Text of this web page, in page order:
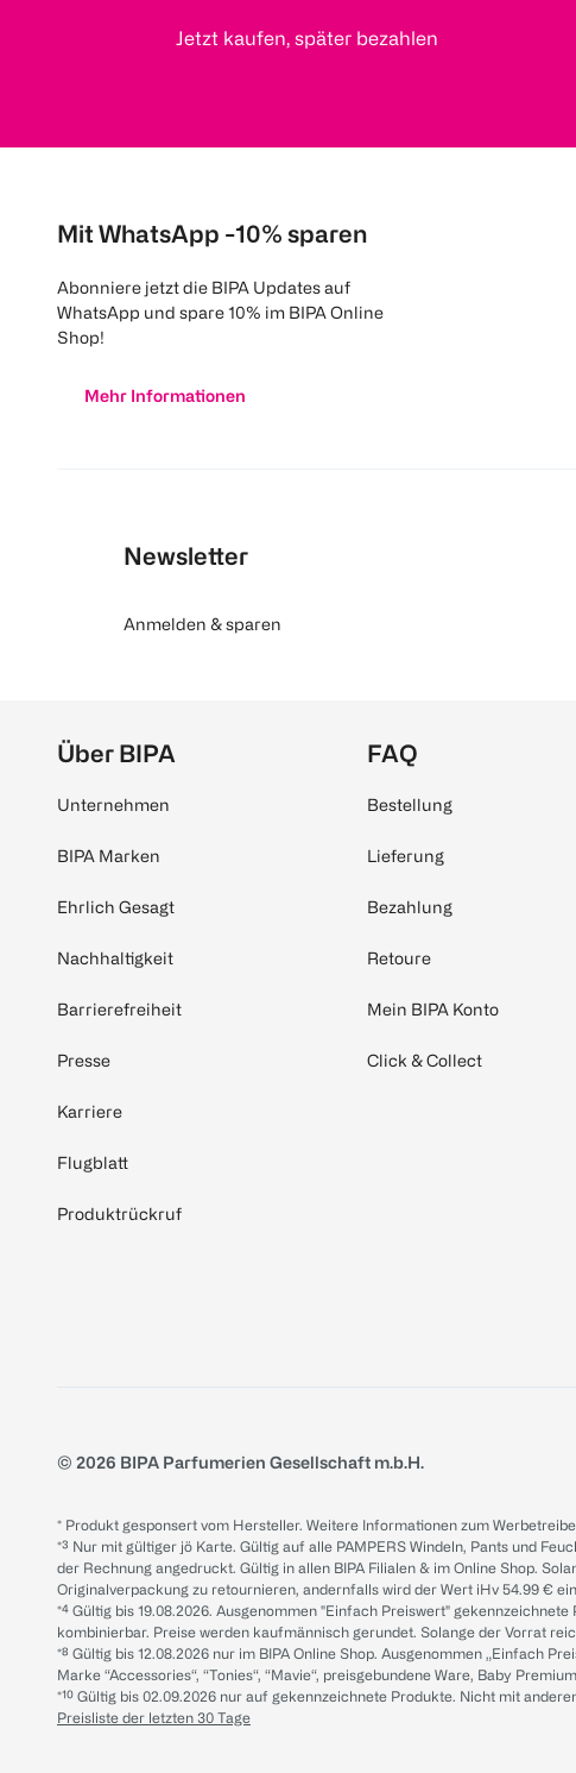
Jetzt kaufen, später bezahlen
Mit WhatsApp -10% sparen
Abonniere jetzt die BIPA Updates auf
WhatsApp und spare 10% im BIPA Online
Shop!
Mehr Informationen
Newsletter
Anmelden & sparen
Über BIPA
Unternehmen
BIPA Marken
Ehrlich Gesagt
Nachhaltigkeit
Barrierefreiheit
Presse
Karriere
Flugblatt
Produktrückruf
FAQ
Bestellung
Lieferung
Bezahlung
Retoure
Mein BIPA Konto
Click & Collect
© 2026 BIPA Parfumerien Gesellschaft m.b.H.
* Produkt gesponsert vom Hersteller. Weitere Informationen zum
*³ Nur mit gültiger jö Karte. Gültig auf alle PAMPERS Windeln, Pants und
der Rechnung angedruckt. Gültig in allen BIPA Filialen & im Online Shop.
Originalverpackung zu retournieren, andernfalls wird der Wert iHv 54.99 €
*⁴ Gültig bis 19.08.2026. Ausgenommen "Einfach Preiswert"
kombinierbar. Preise werden kaufmännisch gerundet. Solange der Vorrat
*⁸ Gültig bis 12.08.2026 nur im BIPA Online Shop. Ausgenommen „Einfach
Marke “Accessories“, “Tonies“, “Mavie“, preisgebundene Ware, Baby
*¹⁰ Gültig bis 02.09.2026 nur auf gekennzeichnete Produkte. Nicht mit
Preisliste der letzten 30 Tage